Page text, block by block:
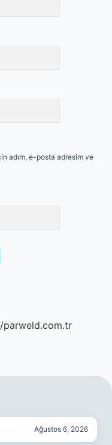
adım, e-posta adresim ve
parweld.com.tr
Ağustos 6, 2026